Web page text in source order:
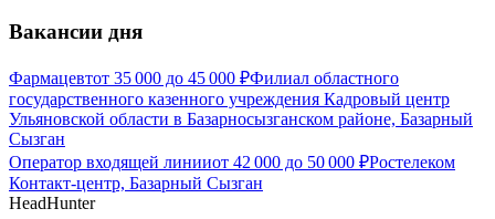
Вакансии дня
Фармацевтот 35 000 до 45 000 ₽Филиал областного
государственного казенного учреждения Кадровый центр
Ульяновской области в Базарносызганском районе, Базарный
Сызган
Оператор входящей линииот 42 000 до 50 000 ₽Ростелеком
Контакт-центр, Базарный Сызган
HeadHunter